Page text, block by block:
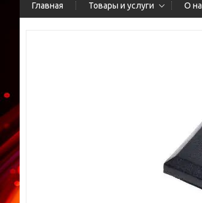
Главная Товары и услуги О